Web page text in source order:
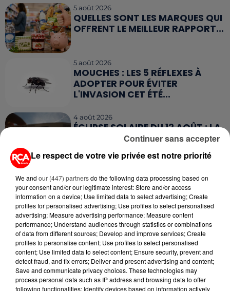
5 août 2026
QUELLES SONT LES MARQUES QUI
OFFRENT LE MEILLEUR RAPPORT...
5 août 2026
MOUCHES : LES 5 RÉFLEXES À
ADOPTER POUR ÉVITER
L'INVASION CET ÉTÉ...
4 août 2026
ÉCLIPSE SOLAIRE DU 12 AOÛT : LA
RUÉE VERS LES LUNETTES DE...
RETROUVEZ TOUTE L'ACTU DE LA RÉGION ET
RECEVEZ LES ALERTES INFOS DE LA RÉDACTION
EN TÉLÉCHARGEANT L'APPLICATION MOBILE
RCA
Le respect de votre vie privée est notre priorité
We and our (447) partnersdo the following data processing based on
your consent and/or our legitimate interest: Store and/or access
information on a device; Use limited data to select advertising; Create
profiles for personalised advertising; Use profiles to select personalised
advertising; Measure advertising performance; Measure content
performance; Understand audiences through statistics or combinations
of data from different sources; Develop and improve services; Create
profiles to personalise content; Use profiles to select personalised
content; Use limited data to select content; Ensure security, prevent and
detect fraud, and fix errors; Deliver and present advertising and content;
Save and communicate privacy choices. These technologies may
process personal data such as IP address and browsing data to offer
following functionalities: Identify devices based on information actively
Continuer sans accepter